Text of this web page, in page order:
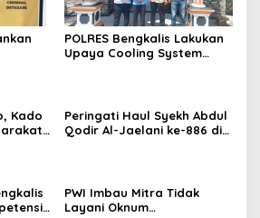
POLRES Bengkalis Lakukan
Upaya Cooling System
Kado
Peringati Haul Syekh Abdul
Qodir Al-Jaelani ke-886 di
PWI Imbau Mitra Tidak
Layani Oknum